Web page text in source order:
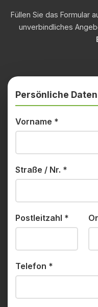
Füllen Sie das Formular
unverbindliches
Persönliche Daten
Vorname *
Straße / Nr. *
Postleitzahl *
Telefon *